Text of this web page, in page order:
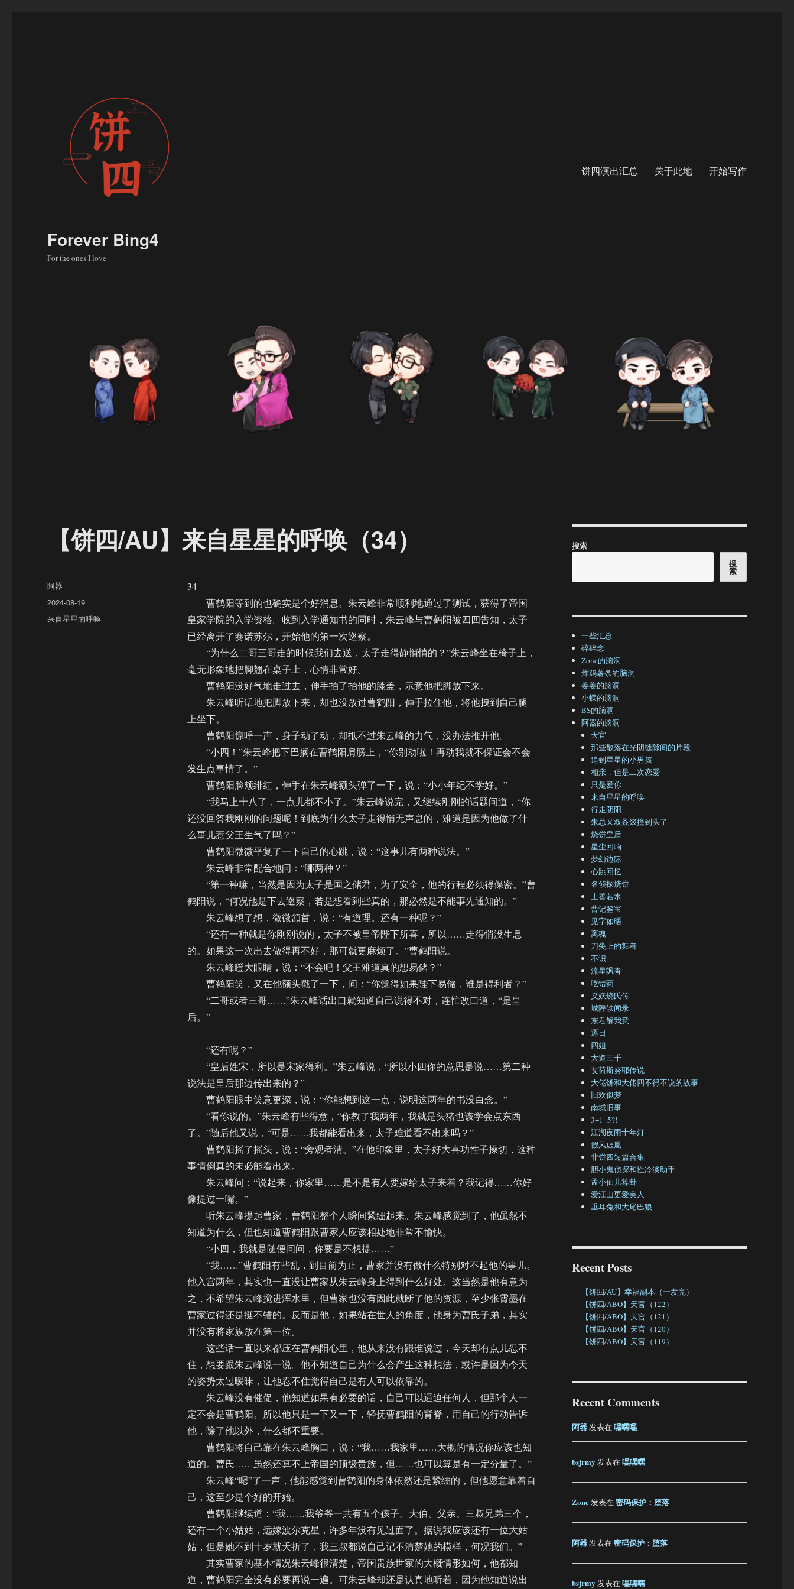
Forever Bing4
For the ones I love
饼四演出汇总 关于此地 开始写作
【饼四/AU】来自星星的呼唤（34）
34
曹鹤阳等到的也确实是个好消息。朱云峰非常顺利地通过了测试，获得了帝国
皇家学院的入学资格。收到入学通知书的同时，朱云峰与曹鹤阳被四四告知，太子
已经离开了赛诺苏尔，开始他的第一次巡察。
“为什么二哥三哥走的时候我们去送，太子走得静悄悄的？”朱云峰坐在椅子上，
毫无形象地把脚翘在桌子上，心情非常好。
曹鹤阳没好气地走过去，伸手拍了拍他的膝盖，示意他把脚放下来。
朱云峰听话地把脚放下来，却也没放过曹鹤阳，伸手拉住他，将他拽到自己腿
上坐下。
曹鹤阳惊呼一声，身子动了动，却抵不过朱云峰的力气，没办法推开他。
“小四！”朱云峰把下巴搁在曹鹤阳肩膀上，“你别动啦！再动我就不保证会不会
发生点事情了。”
曹鹤阳脸颊绯红，伸手在朱云峰额头弹了一下，说：“小小年纪不学好。”
“我马上十八了，一点儿都不小了。”朱云峰说完，又继续刚刚的话题问道，“你
还没回答我刚刚的问题呢！到底为什么太子走得悄无声息的，难道是因为他做了什
么事儿惹父王生气了吗？”
曹鹤阳微微平复了一下自己的心跳，说：“这事儿有两种说法。”
朱云峰非常配合地问：“哪两种？”
“第一种嘛，当然是因为太子是国之储君，为了安全，他的行程必须得保密。”曹
鹤阳说，“何况他是下去巡察，若是想看到些真的，那必然是不能事先通知的。”
朱云峰想了想，微微颔首，说：“有道理。还有一种呢？”
“还有一种就是你刚刚说的，太子不被皇帝陛下所喜，所以……走得悄没生息
的。如果这一次出去做得再不好，那可就更麻烦了。”曹鹤阳说。
朱云峰瞪大眼睛，说：“不会吧！父王难道真的想易储？”
曹鹤阳笑，又在他额头戳了一下，问：“你觉得如果陛下易储，谁是得利者？”
“二哥或者三哥……”朱云峰话出口就知道自己说得不对，连忙改口道，“是皇
后。”
“还有呢？”
“皇后姓宋，所以是宋家得利。”朱云峰说，“所以小四你的意思是说……第二种
说法是皇后那边传出来的？”
曹鹤阳眼中笑意更深，说：“你能想到这一点，说明这两年的书没白念。”
“看你说的。”朱云峰有些得意，“你教了我两年，我就是头猪也该学会点东西
了。”随后他又说，“可是……我都能看出来，太子难道看不出来吗？”
曹鹤阳摇了摇头，说：“旁观者清。”在他印象里，太子好大喜功性子操切，这种
事情倒真的未必能看出来。
朱云峰问：“说起来，你家里……是不是有人要嫁给太子来着？我记得……你好
像提过一嘴。”
听朱云峰提起曹家，曹鹤阳整个人瞬间紧绷起来。朱云峰感觉到了，他虽然不
知道为什么，但也知道曹鹤阳跟曹家人应该相处地非常不愉快。
“小四，我就是随便问问，你要是不想提……”
“我……”曹鹤阳有些乱，到目前为止，曹家并没有做什么特别对不起他的事儿。
他入宫两年，其实也一直没让曹家从朱云峰身上得到什么好处。这当然是他有意为
之，不希望朱云峰搅进浑水里，但曹家也没有因此就断了他的资源，至少张霄墨在
曹家过得还是挺不错的。反而是他，如果站在世人的角度，他身为曹氏子弟，其实
并没有将家族放在第一位。
这些话一直以来都压在曹鹤阳心里，他从来没有跟谁说过，今天却有点儿忍不
住，想要跟朱云峰说一说。他不知道自己为什么会产生这种想法，或许是因为今天
的姿势太过暧昧，让他忍不住觉得自己是有人可以依靠的。
朱云峰没有催促，他知道如果有必要的话，自己可以逼迫任何人，但那个人一
定不会是曹鹤阳。所以他只是一下又一下，轻抚曹鹤阳的背脊，用自己的行动告诉
他，除了他以外，什么都不重要。
曹鹤阳将自己靠在朱云峰胸口，说：“我……我家里……大概的情况你应该也知
道的。曹氏……虽然还算不上帝国的顶级贵族，但……也可以算是有一定分量了。”
朱云峰“嗯”了一声，他能感觉到曹鹤阳的身体依然还是紧绷的，但他愿意靠着自
己，这至少是个好的开始。
曹鹤阳继续道：“我……我爷爷一共有五个孩子。大伯、父亲、三叔兄弟三个，
还有一个小姑姑，远嫁波尔克星，许多年没有见过面了。据说我应该还有一位大姑
姑，但是她不到十岁就夭折了，我三叔都说自己记不清楚她的模样，何况我们。”
其实曹家的基本情况朱云峰很清楚，帝国贵族世家的大概情形如何，他都知
道，曹鹤阳完全没有必要再说一遍。可朱云峰却还是认真地听着，因为他知道说出
作
者
阿器
发
布
于
2024-08-19
分
来自星星的呼唤
搜索
搜
索
一些汇总
碎碎念
Zone的脑洞
炸鸡薯条的脑洞
姜姜的脑洞
小蝶的脑洞
BS的脑洞
阿器的脑洞
天官
那些散落在光阴缝隙间的片段
追到星星的小男孩
相亲，但是二次恋爱
只是爱你
来自星星的呼唤
行走阴阳
朱总又双叒叕撞到头了
烧饼皇后
星尘回响
梦幻边际
心跳回忆
名侦探烧饼
上善若水
曹记鉴宝
见字如晤
离魂
刀尖上的舞者
不识
流星飒沓
吃错药
义妖烧氏传
城隍轶闻录
东君解我意
逐日
四姐
大道三千
艾荷斯努耶传说
大佬饼和大佬四不得不说的故事
旧欢似梦
南城旧事
3+1=5?!
江湖夜雨十年灯
假凤虚凰
非饼四短篇合集
胆小鬼侦探和性冷淡助手
孟小仙儿算卦
爱江山更爱美人
垂耳兔和大尾巴狼
Recent Posts
【饼四/AU】幸福副本（一发完）
【饼四/ABO】天官（122）
【饼四/ABO】天官（121）
【饼四/ABO】天官（120）
【饼四/ABO】天官（119）
Recent Comments
阿器发表在嘿嘿嘿
bsjrmy 发表在嘿嘿嘿
Zone发表在密码保护：堕落
阿器发表在密码保护：堕落
bsjrmy 发表在嘿嘿嘿